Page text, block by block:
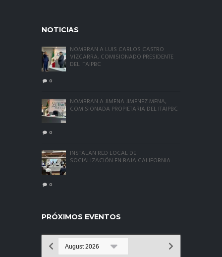
NOTICIAS
NOMBRAN A LUIS CARLOS CASTRO
VIZCARRA, COMISIONADO PRESIDENTE
DEL ITAIPBC
0
NOMBRAN A JIMENA JIMÉNEZ MENA,
COMISIONADA PROPIETARIA DEL ITAIPBC
0
INSTALAN RED LOCAL DE
SOCIALIZACIÓN EN BAJA CALIFORNIA
0
PRÓXIMOS EVENTOS